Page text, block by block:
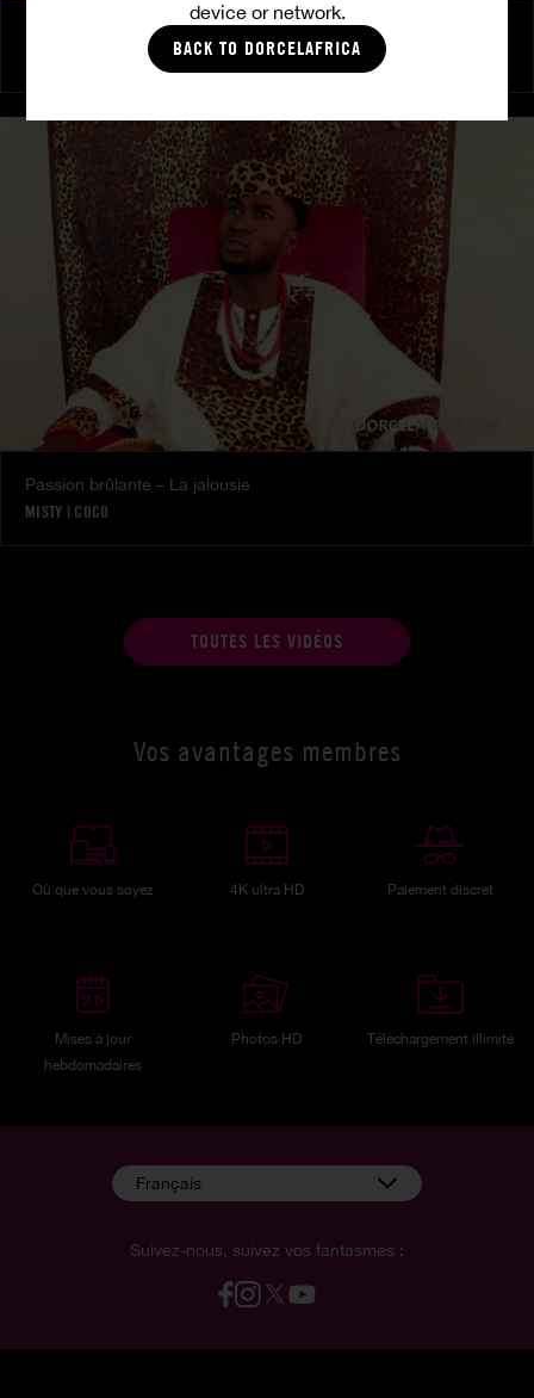
device or network.
BACK TO DORCELAFRICA
Le Club des Affranchis – Jeux de pouvoir
Passion brûlante – La jalousie
MISTY | COCO
TOUTES LES VIDÉOS
Vos avantages membres
Où que vous soyez 4K ultra HD Paiement discret
Mises à jour
hebdomadaires
Photos HD Téléchargement illimité
Suivez-nous, suivez vos fantasmes :
Français